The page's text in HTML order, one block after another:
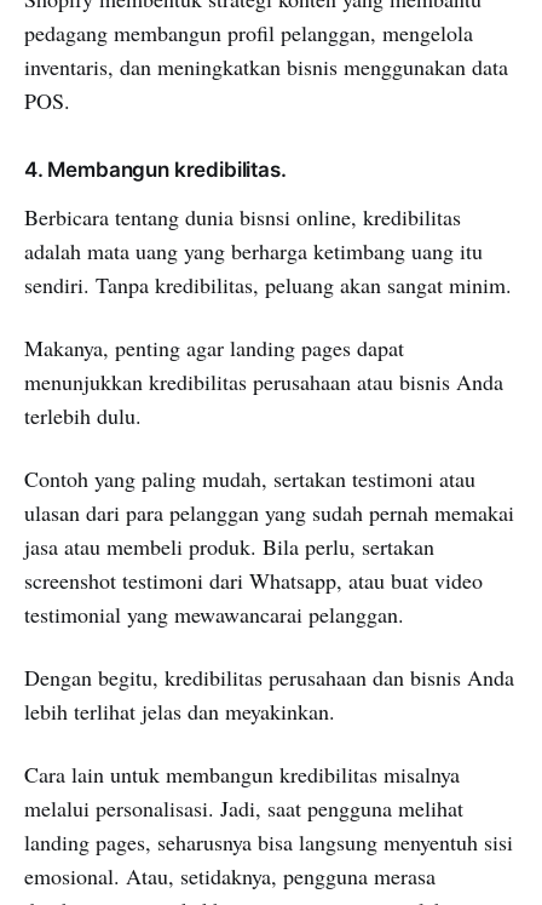
pedagang membangun profil pelanggan, mengelola
inventaris, dan meningkatkan bisnis menggunakan data
POS.
4. Membangun kredibilitas.
Berbicara tentang dunia bisnsi online, kredibilitas
adalah mata uang yang berharga ketimbang uang itu
sendiri. Tanpa kredibilitas, peluang akan sangat minim.
Makanya, penting agar landing pages dapat
menunjukkan kredibilitas perusahaan atau bisnis Anda
terlebih dulu.
Contoh yang paling mudah, sertakan testimoni atau
ulasan dari para pelanggan yang sudah pernah memakai
jasa atau membeli produk. Bila perlu, sertakan
screenshot testimoni dari Whatsapp, atau buat video
testimonial yang mewawancarai pelanggan.
Dengan begitu, kredibilitas perusahaan dan bisnis Anda
lebih terlihat jelas dan meyakinkan.
Cara lain untuk membangun kredibilitas misalnya
melalui personalisasi. Jadi, saat pengguna melihat
landing pages, seharusnya bisa langsung menyentuh sisi
emosional. Atau, setidaknya, pengguna merasa